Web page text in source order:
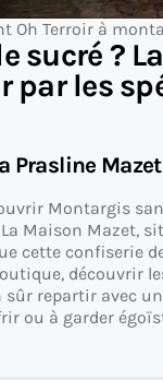
Oh Terroir à
sucré ?
par les
Prasline Mazet
Montargis
Maison Mazet,
cette confiserie
découvrir
repartir avec
ou à garder